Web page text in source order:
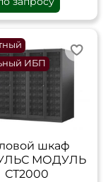
ИБП
шкаф
МОДУЛЬ
СТ2000